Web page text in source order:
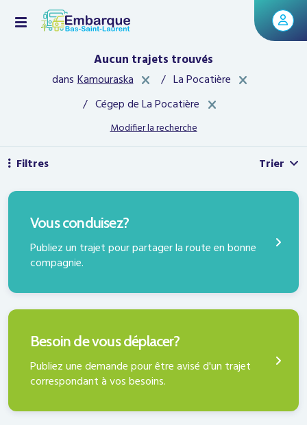
Aucun trajets trouvés
dans Kamouraska x / La Pocatière class="">
/ Cégep de La Pocatière class="">
Modifier la recherche
Filtres Trier
Vous conduisez?
Publiez un trajet pour partager la route en bonne
compagnie.
Besoin de vous déplacer?
Publiez une demande pour être avisé d'un trajet
correspondant à vos besoins.